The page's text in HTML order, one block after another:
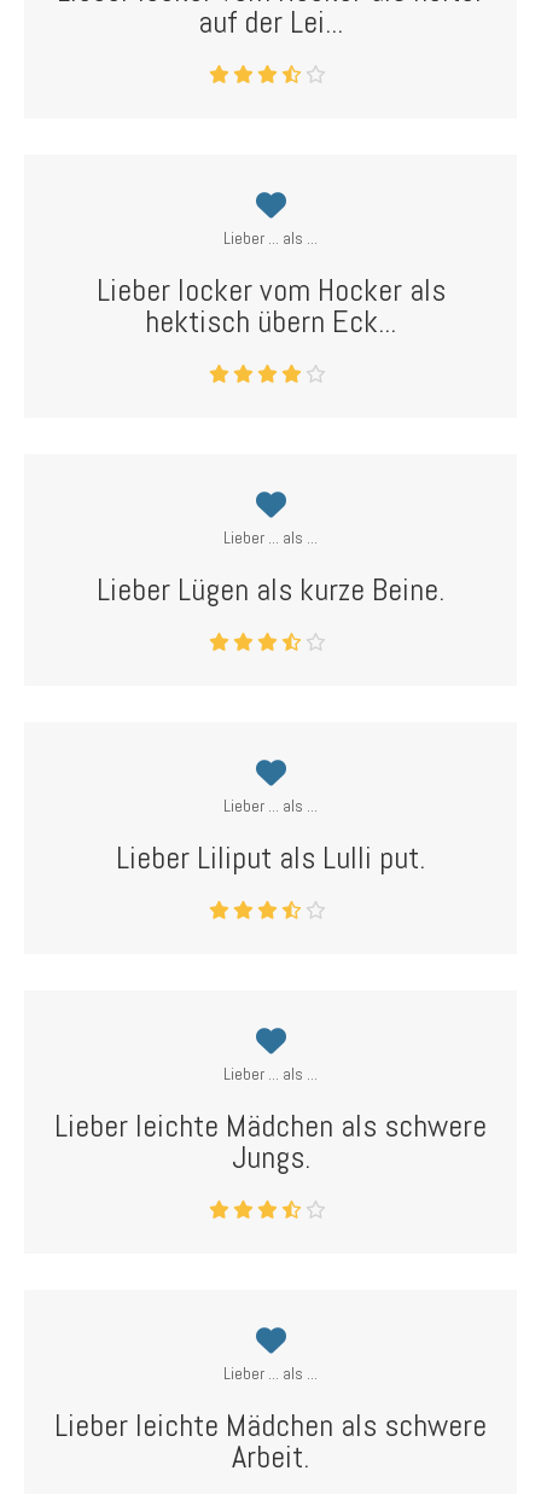
auf der Lei...
Lieber ... als ...
Lieber locker vom Hocker als
hektisch übern Eck...
Lieber ... als ...
Lieber Lügen als kurze Beine.
Lieber ... als ...
Lieber Liliput als Lulli put.
Lieber ... als ...
Lieber leichte Mädchen als schwere
Jungs.
Lieber ... als ...
Lieber leichte Mädchen als schwere
Arbeit.